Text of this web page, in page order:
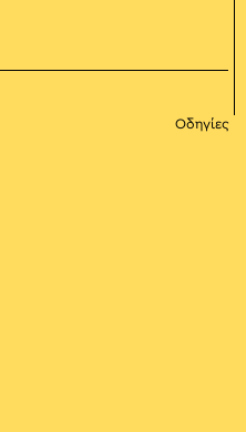
Οδηγίες